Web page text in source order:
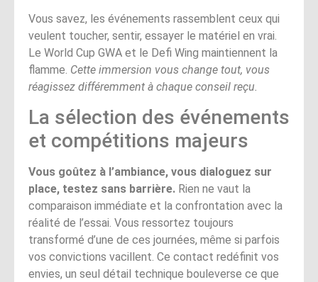
Vous savez, les événements rassemblent ceux qui
veulent toucher, sentir, essayer le matériel en vrai.
Le World Cup GWA et le Defi Wing maintiennent la
flamme. Cette immersion vous change tout, vous
réagissez différemment à chaque conseil reçu.
La sélection des événements
et compétitions majeurs
Vous goûtez à l’ambiance, vous dialoguez sur
place, testez sans barrière. Rien ne vaut la
comparaison immédiate et la confrontation avec la
réalité de l’essai. Vous ressortez toujours
transformé d’une de ces journées, même si parfois
vos convictions vacillent. Ce contact redéfinit vos
envies, un seul détail technique bouleverse ce que